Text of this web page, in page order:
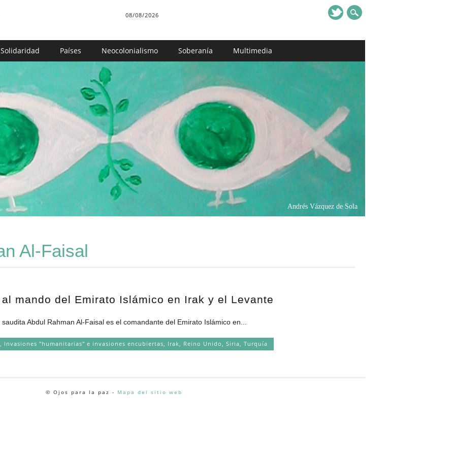
08/08/2026
Solidaridad Países Neocolonialismo Soberanía Multimedia
Andrés Vázquez de Sola
Al-Faisal
mando del Emirato Islámico en Irak y el Levante
Abdul Rahman Al-Faisal es el comandante del Emirato Islámico en...
, Invasiones "humanitarias" e invasiones encubiertas, Irak, Reino Unido,Siria,Turquía
© Ojos para la paz - Mapa del sitio web